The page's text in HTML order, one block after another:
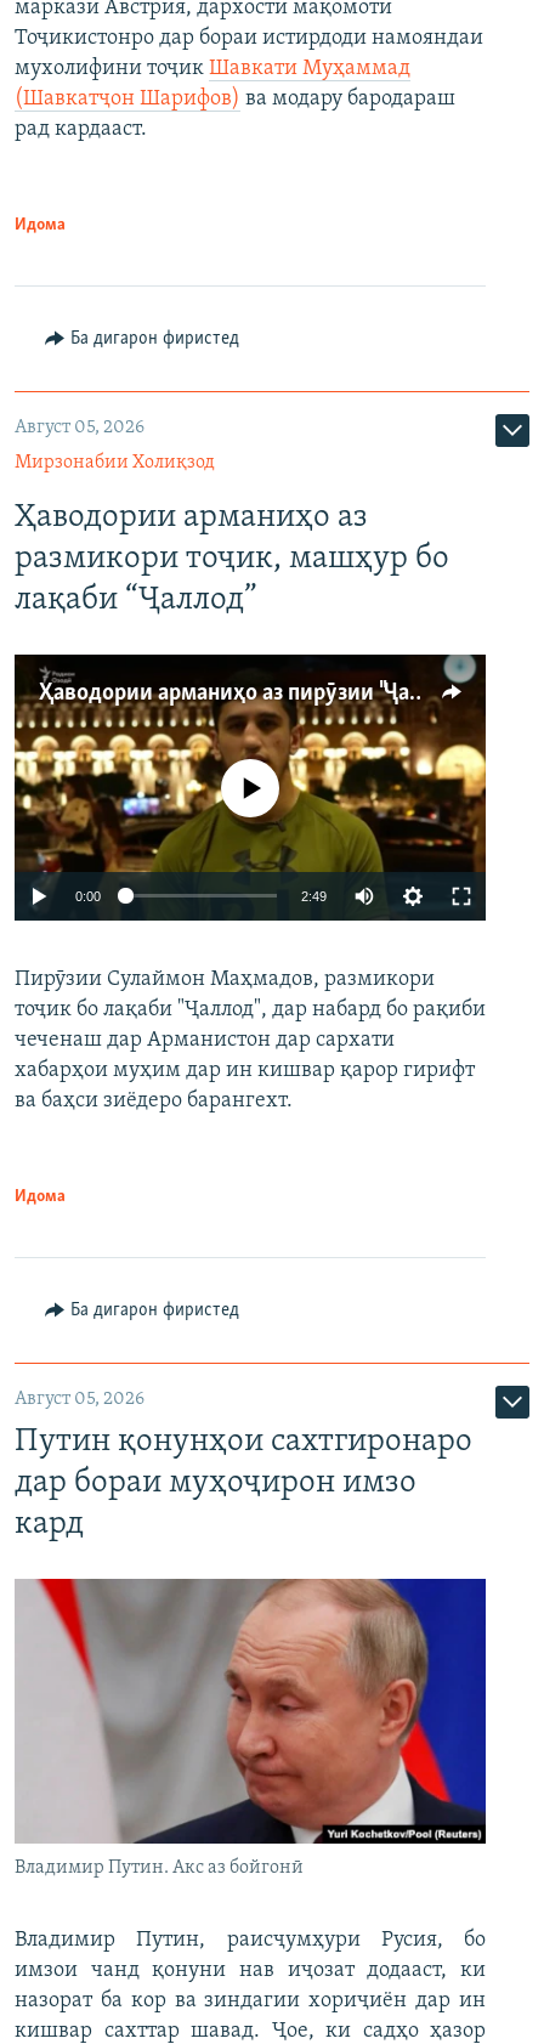
маркази Австрия, дархости мақомоти
Тоҷикистонро дар бораи истирдоди намояндаи
мухолифини тоҷик Шавкати Муҳаммад
(Шавкатҷон Шарифов) ва модару бародараш
рад кардааст.
Идома
Ба дигарон фиристед
Август 05, 2026
Мирзонабии Холиқзод
Ҳаводории арманиҳо аз
размикори тоҷик, машҳур бо
лақаби “Ҷаллод”
Ҳаводории арманиҳо аз пирӯзии "Ҷаллод"-и тоҷик
Auto 240p 360p 480p
720p 1080p
Феълан кор намекунад
0:00 2:49
360p
480p
Пирӯзии Сулаймон Маҳмадов, размикори
тоҷик бо лақаби "Ҷаллод", дар набард бо рақиби
чеченаш дар Арманистон дар сархати
хабарҳои муҳим дар ин кишвар қарор гирифт
ва баҳси зиёдеро барангехт.
Идома
Ба дигарон фиристед
Август 05, 2026
Путин қонунҳои сахтгиронаро
дар бораи муҳоҷирон имзо
кард
Владимир Путин. Акс аз бойгонӣ
Владимир Путин, раисҷумҳури Русия, бо
имзои чанд қонуни нав иҷозат додааст, ки
назорат ба кор ва зиндагии хориҷиён дар ин
кишвар сахттар шавад. Ҷое, ки садҳо ҳазор